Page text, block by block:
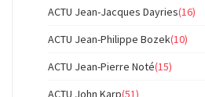
ACTU Jean-Jacques Dayries(16)
ACTU Jean-Philippe Bozek(10)
ACTU Jean-Pierre Noté(15)
ACTU John Karp(51)